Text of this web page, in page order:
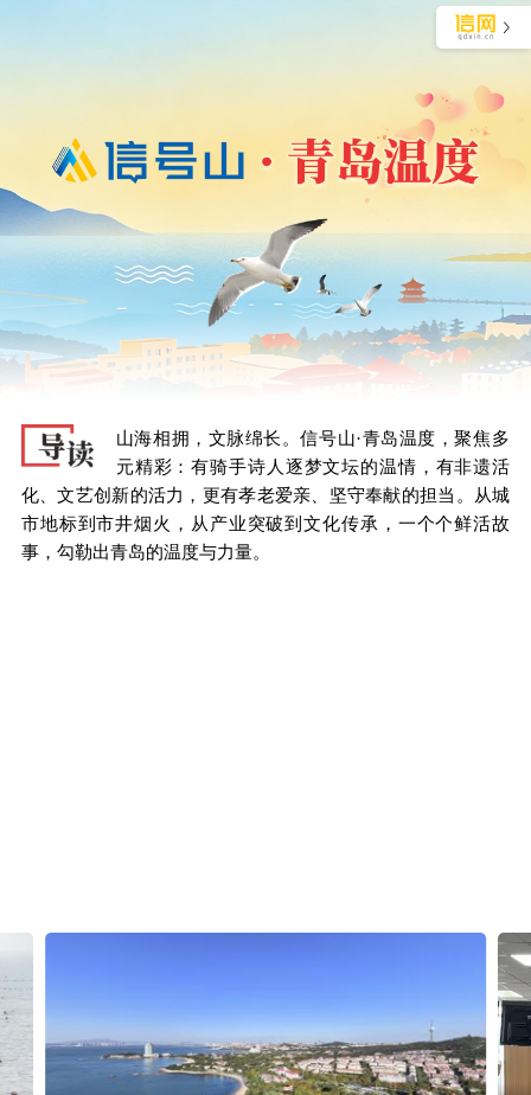
山海相拥，文脉绵长。信号山·青岛温度，聚焦多
元精彩：有骑手诗人逐梦文坛的温情，有非遗活
化、文艺创新的活力，更有孝老爱亲、坚守奉献的担当。从城
市地标到市井烟火，从产业突破到文化传承，一个个鲜活故
事，勾勒出青岛的温度与力量。